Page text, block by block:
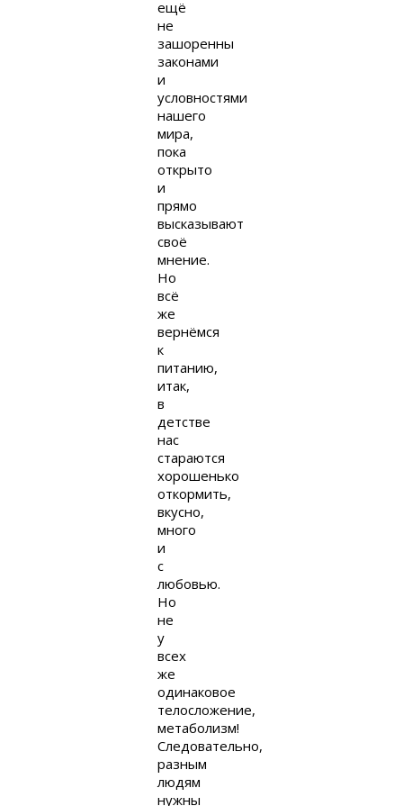
ещё
не
зашоренны
законами
и
условностями
нашего
мира,
пока
открыто
и
прямо
высказывают
своё
мнение.
Но
всё
же
вернёмся
к
питанию,
итак,
в
детстве
нас
стараются
хорошенько
откормить,
вкусно,
много
и
с
любовью.
Но
не
у
всех
же
одинаковое
телосложение,
метаболизм!
Следовательно,
разным
людям
нужны